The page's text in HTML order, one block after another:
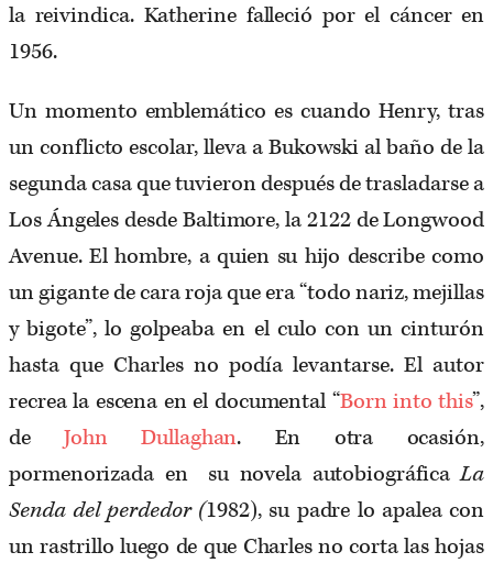
la reivindica. Katherine falleció por el cáncer en
1956.
Un momento emblemático es cuando Henry, tras
un conflicto escolar, lleva a Bukowski al baño de la
segunda casa que tuvieron después de trasladarse a
Los Ángeles desde Baltimore, la 2122 de Longwood
Avenue. El hombre, a quien su hijo describe como
un gigante de cara roja que era “todo nariz, mejillas
y bigote”, lo golpeaba en el culo con un cinturón
hasta que Charles no podía levantarse. El autor
recrea la escena en el documental “Born into this”,
deJohn Dullaghan. En otra ocasión,
pormenorizada en su novela autobiográficaLa
Senda del perdedor (1982), su padre lo apalea con
un rastrillo luego de que Charles no corta las hojas